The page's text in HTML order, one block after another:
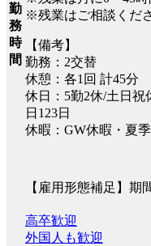
勤
務
時
間
※残業はご相談くだ
【備考】
勤務：2交替
休憩：各1回 計45分
休日：5勤2休/土日
日123日
休暇：GW休暇・夏
【雇用形態補足】期
高卒歓迎
外国人も歓迎